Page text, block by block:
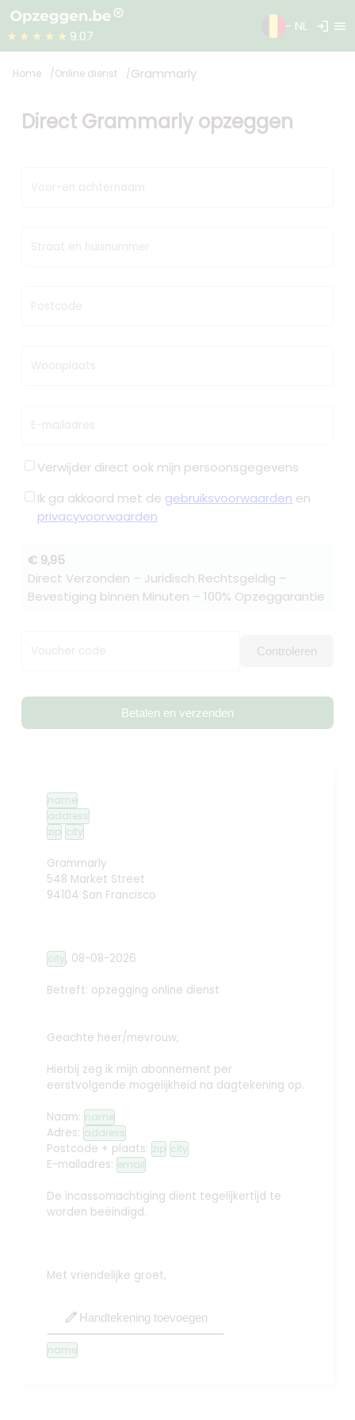
★★★★★ 9.07
- NL login menu
Home Online dienst Grammarly
Direct Grammarly opzeggen
Voor-en achternaam
Straat en huisnummer
Postcode
Woonplaats
E-mailadres
Verwijder direct ook mijn persoonsgegevens
Ik ga akkoord met de gebruiksvoorwaarden en
privacyvoorwaarden
€ 9,95
Direct Verzonden – Juridisch Rechtsgeldig –
Bevestiging binnen Minuten – 100% Opzeggarantie
Voucher code Controleren
Betalen en verzenden
name
address
zip city
Grammarly
548 Market Street
94104 San Francisco
city, 08-08-2026
Betreft: opzegging online dienst
Geachte heer/mevrouw,
Hierbij zeg ik mijn abonnement per
eerstvolgende mogelijkheid na dagtekening op.
Naam: name
Adres: address
Postcode + plaats: zip city
E-mailadres: email
De incassomachtiging dient tegelijkertijd te
worden beëindigd.
Met vriendelijke groet,
edit Handtekening toevoegen
name